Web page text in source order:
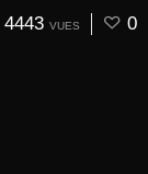
4443 VUES 0